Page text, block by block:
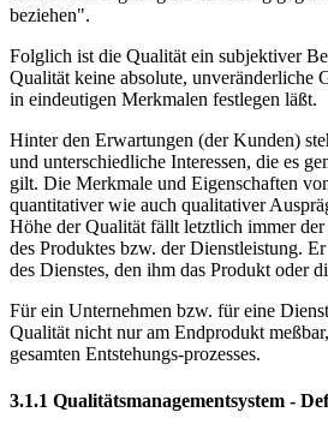
beziehen".
Folglich ist die Qualität ein subjektiver
Qualität keine absolute, unveränderliche
in eindeutigen Merkmalen festlegen läßt.
Hinter den Erwartungen (der Kunden)
und unterschiedliche Interessen, die es
gilt. Die Merkmale und Eigenschaften
quantitativer wie auch qualitativer
Höhe der Qualität fällt letztlich immer
des Produktes bzw. der Dienstleistung.
des Dienstes, den ihm das Produkt oder
Für ein Unternehmen bzw. für eine
Qualität nicht nur am Endprodukt
gesamten Entstehungs-prozesses.
3.1.1 Qualitätsmanagementsystem -